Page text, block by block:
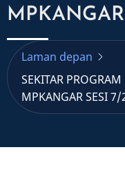
Laman depan
SEKITAR
MPKANGAR SESI 7/